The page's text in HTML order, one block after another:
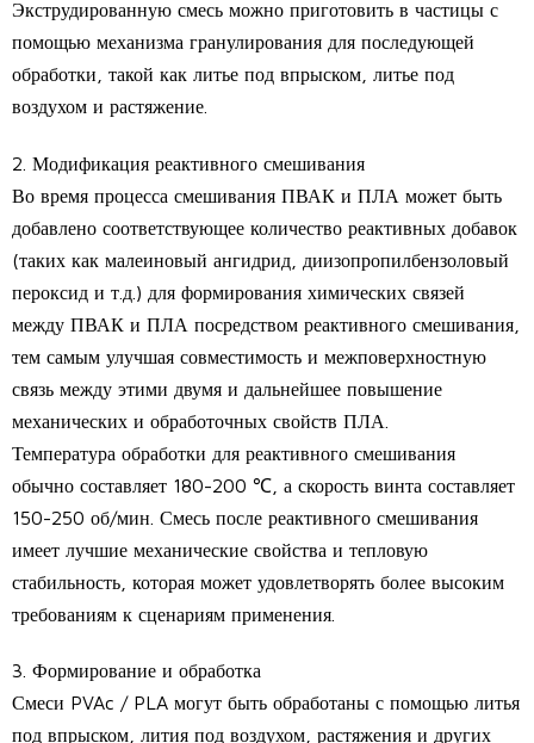
Экструдированную смесь можно приготовить в частицы с
помощью механизма гранулирования для последующей
обработки, такой как литье под впрыском, литье под
воздухом и растяжение.
2. Модификация реактивного смешивания
Во время процесса смешивания ПВАК и ПЛА может быть
добавлено соответствующее количество реактивных добавок
(таких как малеиновый ангидрид, диизопропилбензоловый
пероксид и т.д.) для формирования химических связей
между ПВАК и ПЛА посредством реактивного смешивания,
тем самым улучшая совместимость и межповерхностную
связь между этими двумя и дальнейшее повышение
механических и обработочных свойств ПЛА.
Температура обработки для реактивного смешивания
обычно составляет 180-200 ℃, а скорость винта составляет
150-250 об/мин. Смесь после реактивного смешивания
имеет лучшие механические свойства и тепловую
стабильность, которая может удовлетворять более высоким
требованиям к сценариям применения.
3. Формирование и обработка
Смеси PVAc / PLA могут быть обработаны с помощью литья
под впрыском, лития под воздухом, растяжения и других